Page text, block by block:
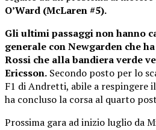
O’Ward (McLaren #5).
Gli ultimi passaggi non hanno
generale con Newgarden che
Rossi che alla bandiera verde
Ericsson. Secondo posto per lo
F1 di Andretti, abile a respingere
ha concluso la corsa al quarto
Prossima gara ad inizio luglio da